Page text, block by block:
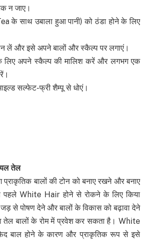
न जाए।
के साथ उबाला हुआ पानी) को ठंडा होने के लिए
लें और इसे अपने बालों और स्कैल्प पर लगाएं।
लिए अपने स्कैल्प की मालिश करें और लगभग एक
सल्फेट-फ्री शैम्पू से धोएं।
तेल
प्राकृतिक बालों की टोन को बनाए रखने और बनाए
White Hair होने से रोकने के लिए किया
जड़ से पोषण देने और बालों के विकास को बढ़ावा देने
तेल बालों के रोम में प्रवेश कर सकता है। White
बाल होने के कारण और प्राकृतिक रूप से इसे